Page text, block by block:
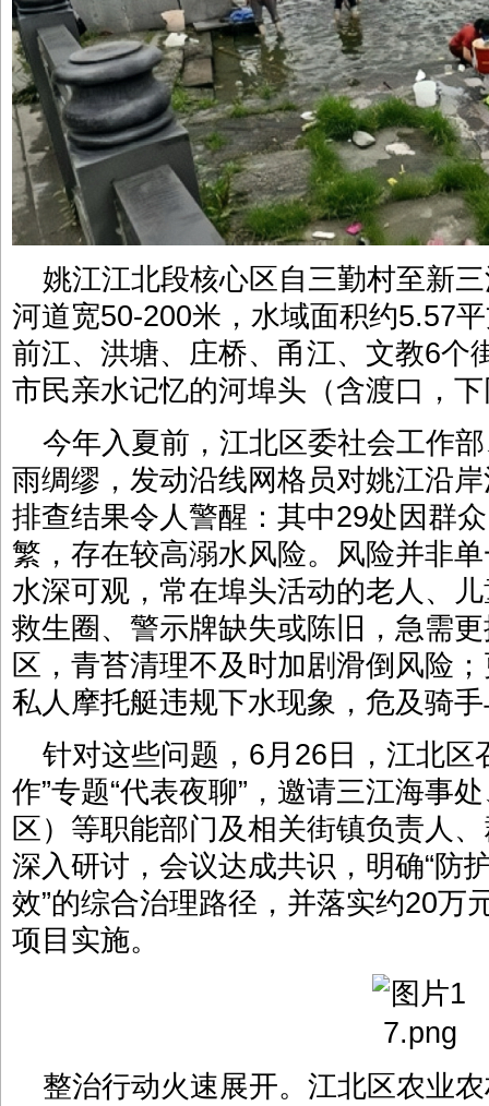
姚江江北段核心区自三勤村至新
河道宽50-200米，水域面积约5.57
前江、洪塘、庄桥、甬江、文教6个
市民亲水记忆的河埠头（含渡口，
今年入夏前，江北区委社会工作
雨绸缪，发动沿线网格员对姚江沿
排查结果令人警醒：其中29处因群
繁，存在较高溺水风险。风险并非
水深可观，常在埠头活动的老人、
救生圈、警示牌缺失或陈旧，急需
区，青苔清理不及时加剧滑倒风险
私人摩托艇违规下水现象，危及骑
针对这些问题，6月26日，江北区
作”专题“代表夜聊”，邀请三江海事
区）等职能部门及相关街镇负责人
深入研讨，会议达成共识，明确“防
效”的综合治理路径，并落实约20万
项目实施。
整治行动火速展开。江北区农业